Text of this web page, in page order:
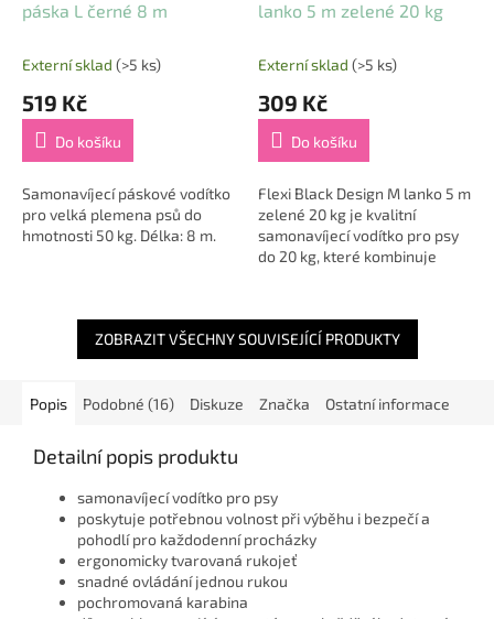
páska L černé 8 m
Externí sklad (>5 ks)
519 Kč
Do košíku
Samonavíjecí páskové vodítko
pro velká plemena psů do
hmotnosti 50 kg. Délka: 8 m.
lanko 5 m zelené 20 kg
Externí sklad (>5 ks)
309 Kč
Do košíku
Flexi Black Design M lanko 5 m
zelené 20 kg je kvalitní
samonavíjecí vodítko pro psy
do 20 kg, které kombinuje
vedení...
ZOBRAZIT VŠECHNY SOUVISEJÍCÍ PRODUKTY
Popis Podobné (16) Diskuze Značka Ostatní informace
Detailní popis produktu
samonavíjecí vodítko pro psy
poskytuje potřebnou volnost při výběhu i bezpečí a
pohodlí pro každodenní procházky
ergonomicky tvarovaná rukojeť
snadné ovládání jednou rukou
pochromovaná karabina